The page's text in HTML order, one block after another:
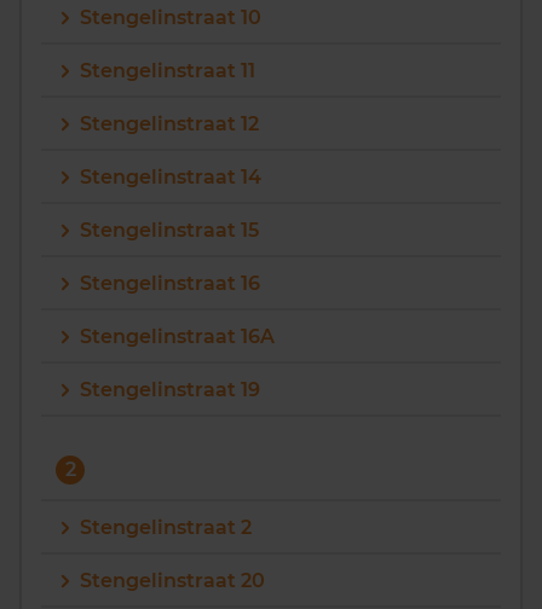
Maandag t/m vrijdag - 08:00 -18:00
Stengelinstraat 10
Stengelinstraat 11
Stengelinstraat 12
Stengelinstraat 14
Stengelinstraat 15
Stengelinstraat 16
Stengelinstraat 16A
Stengelinstraat 19
2
Stengelinstraat 2
Stengelinstraat 20